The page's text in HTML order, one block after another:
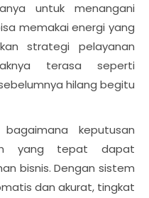
untuk menangani
memakai energi yang
strategi pelayanan
terasa seperti
hilang begitu
keputusan
yang tepat dapat
bisnis. Dengan sistem
dan akurat, tingkat